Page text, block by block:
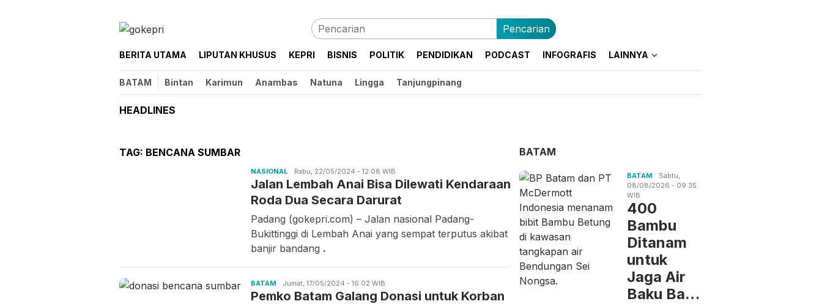
Pencarian
BERITA UTAMA LIPUTAN KHUSUS KEPRI BISNIS POLITIK PENDIDIKAN PODCAST INFOGRAFIS LAINNYA
BATAM Bintan Karimun Anambas Natuna Lingga Tanjungpinang
HEADLINES
TAG: BENCANA SUMBAR
NASIONAL Ilfitrah
Rabu, 22/05/2024 - 12:08 WIB
Jalan Lembah Anai Bisa Dilewati Kendaraan
Roda Dua Secara Darurat
Padang (gokepri.com) – Jalan nasional Padang-
Bukittinggi di Lembah Anai yang sempat terputus akibat
banjir bandang .
BATAM Candra
Gunawan
Jumat, 17/05/2024 - 16:02 WIB
Pemko Batam Galang Donasi untuk Korban
BATAM
BATAM
Sabtu,
08/08/2026 - 09:35
WIB
400
Bambu
Ditanam
untuk
Jaga Air
Baku Ba…